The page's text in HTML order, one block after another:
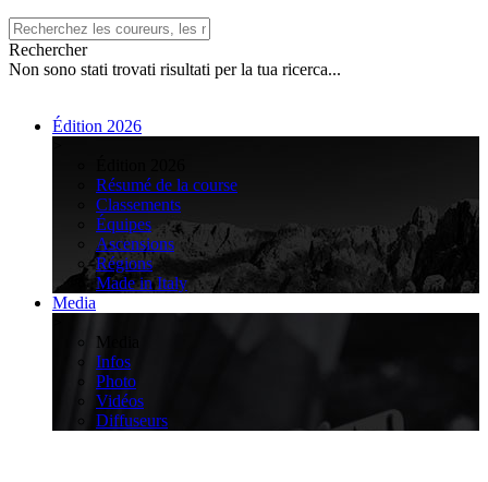
Rechercher
Non sono stati trovati risultati per la tua ricerca...
Édition 2026
Résumé de la course
Classements
Équipes
Ascensions
Régions
Made in Italy
Media
Media
Infos
Photo
Vidéos
Diffuseurs